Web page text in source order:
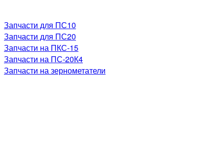
Запчасти для ПС10
Запчасти для ПС20
Запчасти на ПКС-15
Запчасти на ПС-20К4
Запчасти на зернометатели